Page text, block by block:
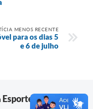
MENOS RECENTE
para os dias 5
e 6 de julho
Esportes